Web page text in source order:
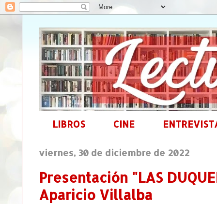
LIBROS CINE
viernes, 30 de diciembre de 2022
Presentación "LAS
Aparicio Villalba